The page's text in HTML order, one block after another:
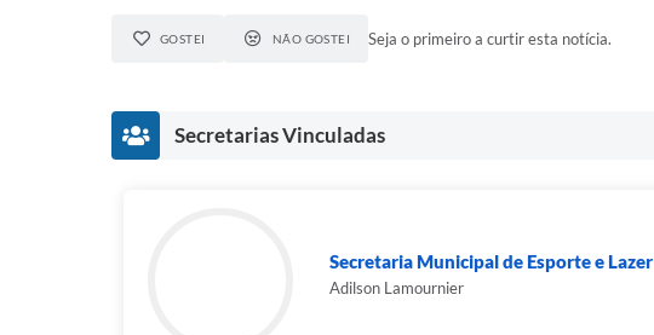
GOSTEI NÃO GOSTEI Seja o primeiro a curtir esta notícia.
Secretarias Vinculadas
Secretaria Municipal de Esporte e Lazer
Adilson Lamournier